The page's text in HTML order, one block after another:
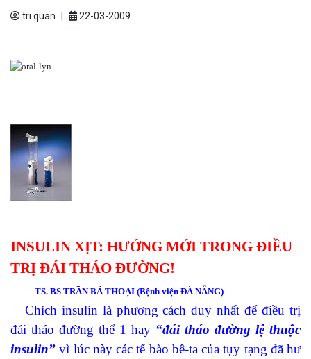
tri quan 22-03-2009
INSULIN XỊT: HƯỚNG MỚI TRONG ĐIỀU
TRỊ ĐÁI THÁO ĐƯỜNG!
TS. BS TRẦN BÁ THOẠI (Bệnh viện ĐÀ NẴNG)
Chích insulin là phương cách duy nhất để điều trị
đái tháo đường thể 1 hay “đái tháo đường lệ thuộc
insulin” vì lúc này các tế bào bê-ta của tụy tạng đã hư